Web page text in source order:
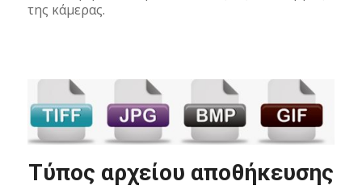
της κάμερας.
Τύπος αρχείου αποθήκευσης